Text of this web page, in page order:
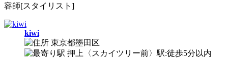
容師[スタイリスト]
kiwi
東京都墨田区
押上〈スカイツリー前〉駅:徒歩5分以内